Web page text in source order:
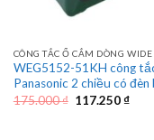
CÔNG TẮC Ổ CẮM DÒNG WIDE
WEG5152-51KH công
Panasonic 2 chiều có đèn
175.000₫ Giá
117.250₫Giá